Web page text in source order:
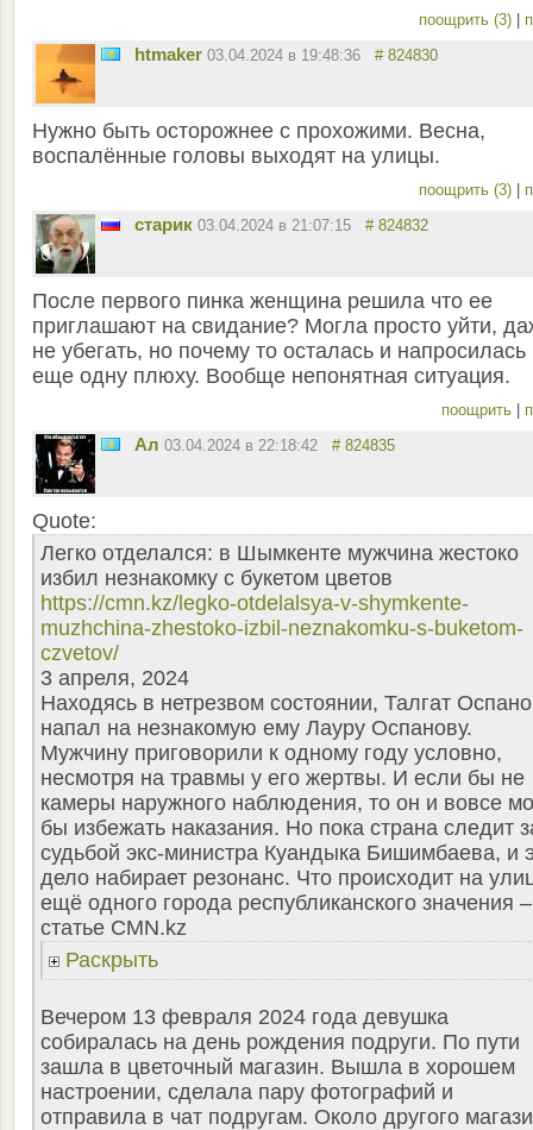
поощрить (3)
htmaker 03.04.2024 в 19:48:36 # 824830
Нужно быть осторожнее с прохожими. Весна,
воспалённые головы выходят на улицы.
поощрить (3)
старик 03.04.2024 в 21:07:15 # 824832
После первого пинка женщина решила что ее
приглашают на свидание? Могла просто уйти,
не убегать, но почему то осталась и напросилась
еще одну плюху. Вообще непонятная ситуация.
поощрить
Ал 03.04.2024 в 22:18:42 # 824835
Quote:
Легко отделался: в Шымкенте мужчина жестоко
избил незнакомку с букетом цветов
https://cmn.kz/legko-otdelalsya-v-shymkente-
muzhchina-zhestoko-izbil-neznakomku-s-buketom-
czvetov/
3 апреля, 2024
Находясь в нетрезвом состоянии, Талгат
напал на незнакомую ему Лауру Оспанову.
Мужчину приговорили к одному году условно,
несмотря на травмы у его жертвы. И если бы не
камеры наружного наблюдения, то он и вовсе
бы избежать наказания. Но пока страна следит
судьбой экс-министра Куандыка Бишимбаева, и
дело набирает резонанс. Что происходит на
ещё одного города республиканского значения
статье CMN.kz
Раскрыть
Вечером 13 февраля 2024 года девушка
собиралась на день рождения подруги. По пути
зашла в цветочный магазин. Вышла в хорошем
настроении, сделала пару фотографий и
отправила в чат подругам. Около другого